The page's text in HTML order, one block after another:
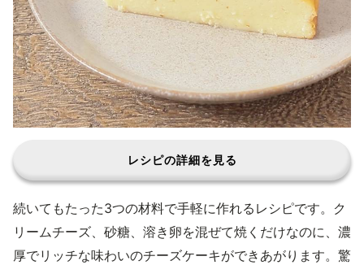
レシピの詳細を見る
続いてもたった3つの材料で手軽に作れるレシピです。ク
リームチーズ、砂糖、溶き卵を混ぜて焼くだけなのに、濃
厚でリッチな味わいのチーズケーキができあがります。驚